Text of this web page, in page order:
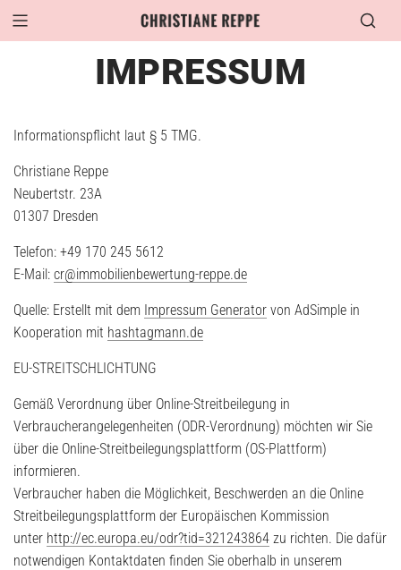
INHALT
IMPRESSUM
Informationspflicht laut § 5 TMG.
Christiane Reppe
Neubertstr. 23A
01307 Dresden
Telefon: +49 170 245 5612
E-Mail: cr@immobilienbewertung-reppe.de
Quelle: Erstellt mit dem Impressum Generator von AdSimple in
Kooperation mit hashtagmann.de
EU-STREITSCHLICHTUNG
Gemäß Verordnung über Online-Streitbeilegung in
Verbraucherangelegenheiten (ODR-Verordnung) möchten wir Sie
über die Online-Streitbeilegungsplattform (OS-Plattform)
informieren.
Verbraucher haben die Möglichkeit, Beschwerden an die Online
Streitbeilegungsplattform der Europäischen Kommission
unter http://ec.europa.eu/odr?tid=321243864 zu richten. Die dafür
notwendigen Kontaktdaten finden Sie oberhalb in unserem